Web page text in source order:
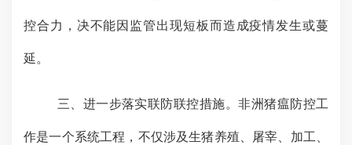
控合力，决不能因监管出现短板而造成疫情发生或蔓
延。
三、进一步落实联防联控措施。非洲猪瘟防控工
作是一个系统工程，不仅涉及生猪养殖、屠宰、加工、